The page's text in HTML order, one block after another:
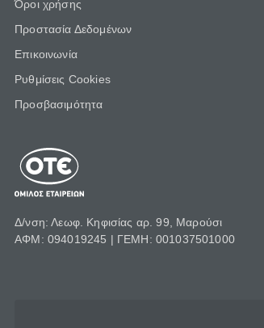
Όροι χρήσης
Προστασία Δεδομένων
Επικοινωνία
Ρυθμίσεις Cookies
Προσβασιμότητα
Δ/νση: Λεωφ. Κηφισίας αρ. 99, Μαρούσι
ΑΦΜ: 094019245 | ΓΕΜΗ: 001037501000